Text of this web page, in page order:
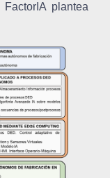
FactorIA plantea